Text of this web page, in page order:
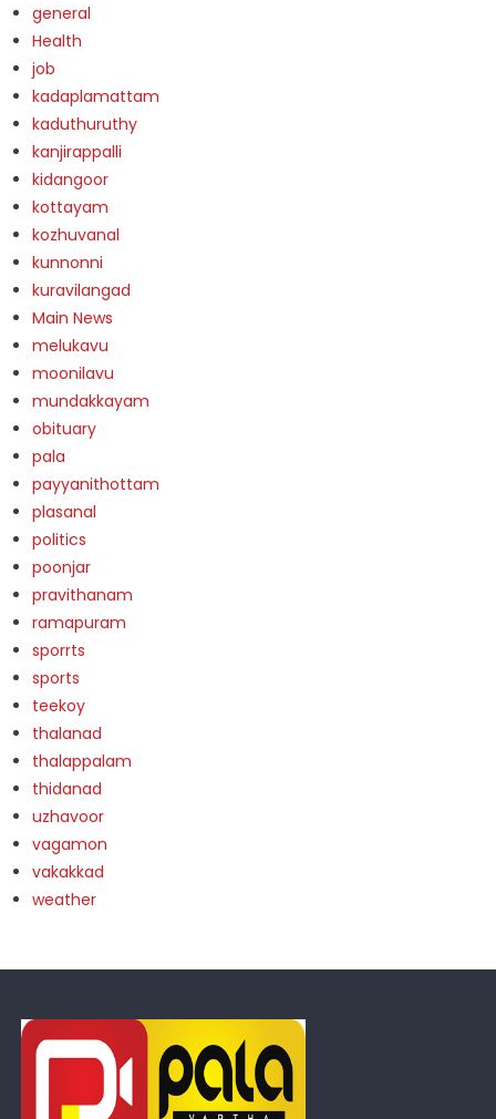
general
Health
job
kadaplamattam
kaduthuruthy
kanjirappalli
kidangoor
kottayam
kozhuvanal
kunnonni
kuravilangad
Main News
melukavu
moonilavu
mundakkayam
obituary
pala
payyanithottam
plasanal
politics
poonjar
pravithanam
ramapuram
sporrts
sports
teekoy
thalanad
thalappalam
thidanad
uzhavoor
vagamon
vakakkad
weather